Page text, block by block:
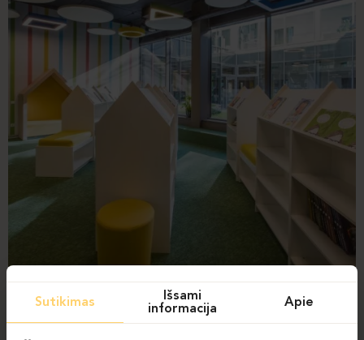
Sutikimas
Išsami
informacija
Apie